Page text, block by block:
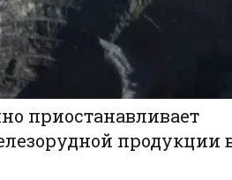
приостанавливает
продукции